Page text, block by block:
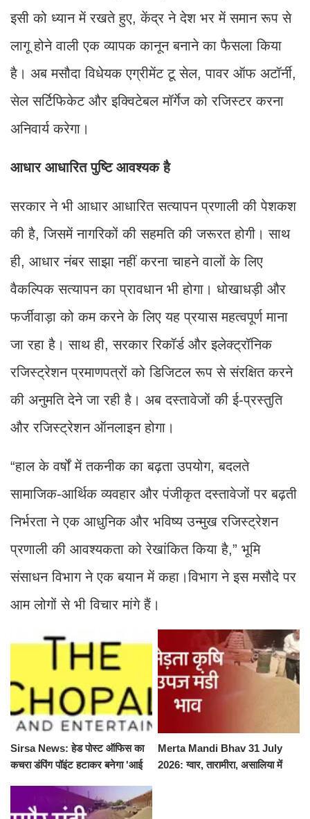
इसी को ध्यान में रखते हुए, केंद्र ने देश भर में समान रूप से
लागू होने वाली एक व्यापक कानून बनाने का फैसला किया
है। अब मसौदा विधेयक एग्रीमेंट टू सेल, पावर ऑफ अटॉर्नी,
सेल सर्टिफिकेट और इक्विटेबल मॉर्गेज को रजिस्टर करना
अनिवार्य करेगा।
आधार आधारित पुष्टि आवश्यक है
सरकार ने भी आधार आधारित सत्यापन प्रणाली की पेशकश
की है, जिसमें नागरिकों की सहमति की जरूरत होगी। साथ
ही, आधार नंबर साझा नहीं करना चाहने वालों के लिए
वैकल्पिक सत्यापन का प्रावधान भी होगा। धोखाधड़ी और
फर्जीवाड़ा को कम करने के लिए यह प्रयास महत्वपूर्ण माना
जा रहा है। साथ ही, सरकार रिकॉर्ड और इलेक्ट्रॉनिक
रजिस्ट्रेशन प्रमाणपत्रों को डिजिटल रूप से संरक्षित करने
की अनुमति देने जा रही है। अब दस्तावेजों की ई-प्रस्तुति
और रजिस्ट्रेशन ऑनलाइन होगा।
“हाल के वर्षों में तकनीक का बढ़ता उपयोग, बदलते
सामाजिक-आर्थिक व्यवहार और पंजीकृत दस्तावेजों पर बढ़ती
निर्भरता ने एक आधुनिक और भविष्य उन्मुख रजिस्ट्रेशन
प्रणाली की आवश्यकता को रेखांकित किया है,” भूमि
संसाधन विभाग ने एक बयान में कहा।विभाग ने इस मसौदे पर
आम लोगों से भी विचार मांगे हैं।
Sirsa News: हेड पोस्ट ऑफिस का
कचरा डंपिंग पॉइंट हटाकर बनेगा 'आई
Merta Mandi Bhav 31 July
2026: ग्वार, तारामीरा, असालिया में